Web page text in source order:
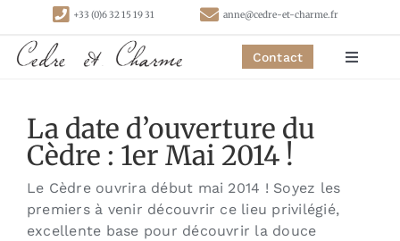
contenu
+33 (0)6 32 15 19 31 anne@cedre-et-charme.fr
Contact
Toggle
Chambres
Gîtes
La date d’ouverture du
Cèdre : 1er Mai 2014 !
Le Cèdre ouvrira début mai 2014 ! Soyez les
premiers à venir découvrir ce lieu privilégié,
excellente base pour découvrir la douce